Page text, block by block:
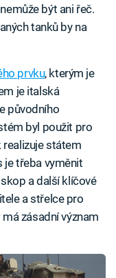
být ani řeč.
tanků by na
prvku, kterým je
je italská
původního
byl použit pro
realizuje státem
je třeba vyměnit
a další klíčové
a střelce pro
zásadní význam